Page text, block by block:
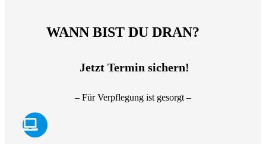
WANN BIST DU DRAN?
Jetzt Termin sichern!
– Für Verpflegung ist gesorgt –